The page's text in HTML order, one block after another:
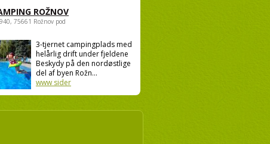
ROŽNOV
75661 Rožnov pod
3-tjernet campingplads med
helårlig drift under fjeldene
Beskydy på den nordøstlige
del af byen Rožn...
www sider